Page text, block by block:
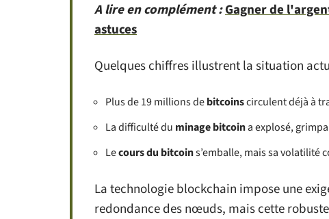
A lire en complément :Gagner de
astuces
Quelques chiffres illustrent la situation
Plus de 19 millions debitcoinscirculent déjà à
La difficulté du minage bitcoina explosé,
Lecours du bitcoins’emballe, mais sa volatilité
La technologie blockchain impose une
redondance des nœuds, mais cette